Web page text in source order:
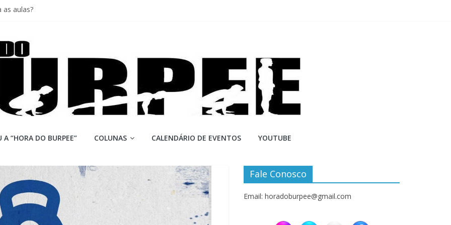
aulas?
aquém no Games
A “HORA DO BURPEE” COLUNAS CALENDÁRIO DE EVENTOS YOUTUBE
Fale Conosco
Email: horadoburpee@gmail.com